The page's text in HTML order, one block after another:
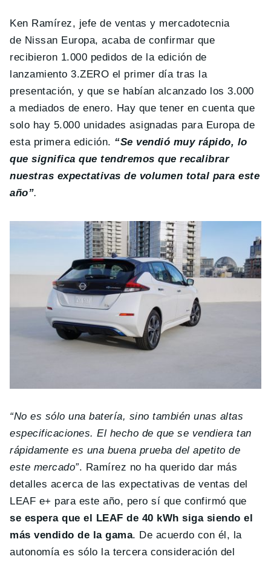
Ken Ramírez, jefe de ventas y mercadotecnia
de Nissan Europa, acaba de confirmar que
recibieron 1.000 pedidos de la edición de
lanzamiento 3.ZERO el primer día tras la
presentación, y que se habían alcanzado los 3.000
a mediados de enero. Hay que tener en cuenta que
solo hay 5.000 unidades asignadas para Europa de
esta primera edición. “Se vendió muy rápido, lo
que significa que tendremos que recalibrar
nuestras expectativas de volumen total para este
año”.
“No es sólo una batería, sino también unas altas
especificaciones. El hecho de que se vendiera tan
rápidamente es una buena prueba del apetito de
este mercado”. Ramírez no ha querido dar más
detalles acerca de las expectativas de ventas del
LEAF e+ para este año, pero sí que confirmó que
se espera que el LEAF de 40 kWh siga siendo el
más vendido de la gama. De acuerdo con él, la
autonomía es sólo la tercera consideración del